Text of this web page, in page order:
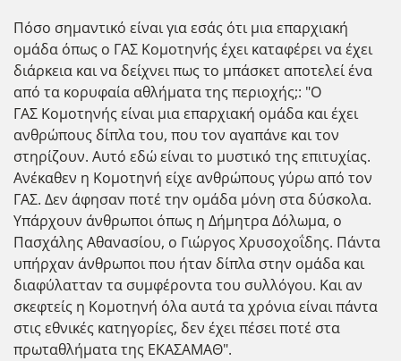
Πόσο σημαντικό είναι για εσάς ότι μια επαρχιακή
ομάδα όπως ο ΓΑΣ Κομοτηνής έχει καταφέρει να έχει
διάρκεια και να δείχνει πως το μπάσκετ αποτελεί ένα
από τα κορυφαία αθλήματα της περιοχής;: "Ο
ΓΑΣ Κομοτηνής είναι μια επαρχιακή ομάδα και έχει
ανθρώπους δίπλα του, που τον αγαπάνε και τον
στηρίζουν. Αυτό εδώ είναι το μυστικό της επιτυχίας.
Ανέκαθεν η Κομοτηνή είχε ανθρώπους γύρω από τον
ΓΑΣ. Δεν άφησαν ποτέ την ομάδα μόνη στα δύσκολα.
Υπάρχουν άνθρωποι όπως η Δήμητρα Δόλωμα, ο
Πασχάλης Αθανασίου, ο Γιώργος Χρυσοχοΐδης. Πάντα
υπήρχαν άνθρωποι που ήταν δίπλα στην ομάδα και
διαφύλατταν τα συμφέροντα του συλλόγου. Και αν
σκεφτείς η Κομοτηνή όλα αυτά τα χρόνια είναι πάντα
στις εθνικές κατηγορίες, δεν έχει πέσει ποτέ στα
πρωταθλήματα της ΕΚΑΣΑΜΑΘ".